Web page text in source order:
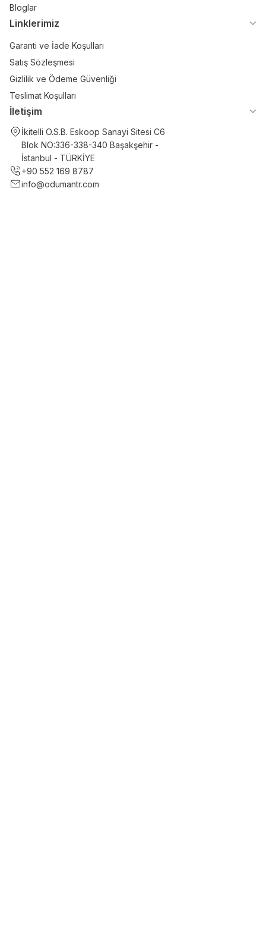
Bloglar
Linklerimiz
Garanti ve İade Koşulları
Satış Sözleşmesi
Gizlilik ve Ödeme Güvenliği
Teslimat Koşulları
İletişim
İkitelli O.S.B. Eskoop Sanayi Sitesi C6
Blok NO:336-338-340 Başakşehir -
İstanbul - TÜRKİYE
+90 552 169 8787
info@odumantr.com